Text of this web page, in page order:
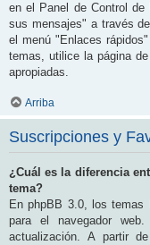
en el Panel de Control
sus mensajes" a través
el menú "Enlaces
temas, utilice la página
apropiadas.
Arriba
Suscripciones y
¿Cuál es la diferencia
tema?
En phpBB 3.0, los temas
para el navegador
actualización. A partir